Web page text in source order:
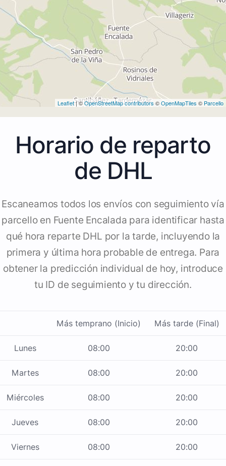
Leaflet| ©OpenStreetMap contributors ©OpenMapTiles © Parcello
Horario de reparto
de DHL
Escaneamos todos los envíos con seguimiento vía
parcello en Fuente Encalada para identificar hasta
qué hora reparte DHL por la tarde, incluyendo la
primera y última hora probable de entrega. Para
obtener la predicción individual de hoy, introduce
tu ID de seguimiento y tu dirección.
Más temprano (Inicio) Más tarde (Final)
Lunes 08:00 20:00
Martes 08:00 20:00
Miércoles 08:00 20:00
Jueves 08:00 20:00
Viernes 08:00 20:00